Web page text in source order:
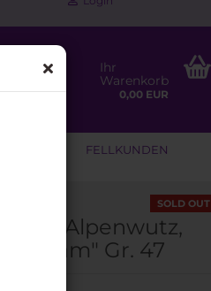
Ihr
Warenkorb
0,00 EUR
FELLKUNDEN
SOLD OUT
Alpenwutz,
"Sam" Gr. 47